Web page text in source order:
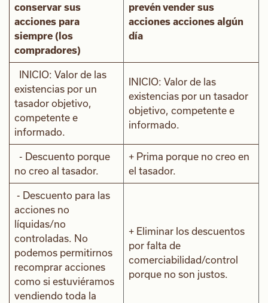
conservar sus
acciones para
siempre (los
compradores)
prevén vender sus
acciones acciones algún
día
INICIO: Valor de las
existencias por un
tasador objetivo,
competente e
informado.
INICIO: Valor de las
existencias por un tasador
objetivo, competente e
informado.
- Descuento porque
no creo al tasador.
+ Prima porque no creo en
el tasador.
- Descuento para las
acciones no
líquidas/no
controladas. No
podemos permitirnos
recomprar acciones
como si estuviéramos
vendiendo toda la
+ Eliminar los descuentos
por falta de
comerciabilidad/control
porque no son justos.